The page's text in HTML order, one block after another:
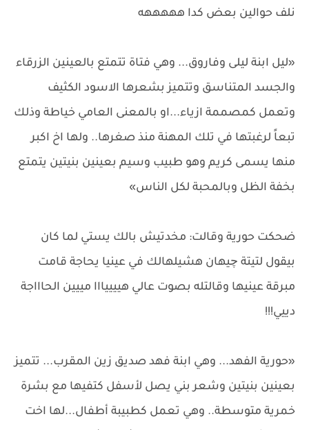
نلف حوالين بعض كدا هههههه
«ليل ابنة ليلى وفاروق... وهي فتاة تتمتع بالعينين الزرقاء
والجسد المتناسق وتتميز بشعرها الاسود الكثيف
وتعمل كمصممة ازياء...او بالمعنى العامي خياطة وذلك
تبعاً لرغبتها في تلك المهنة منذ صغرها.. ولها اخ اكبر
منها يسمى كريم وهو طبيب وسيم بعينين بنيتين يتمتع
بخفة الظل وبالمحبة لكل الناس»
ضحكت حورية وقالت: مخدتيش بالك يستي لما كان
بيقول لتيتة چيهان هشيلهالك في عينيا يحاجة قامت
مبرقة عينيها وقالتله بصوت عالي هييييااا مييين الحاااجة
دييي!!!
«حورية الفهد... وهي ابنة فهد صديق زين المقرب... تتميز
بعينين بنيتين وشعر بني يصل لأسفل كتفيها مع بشرة
خمرية متوسطة.. وهي تعمل كطبيبة أطفال...لها اخت